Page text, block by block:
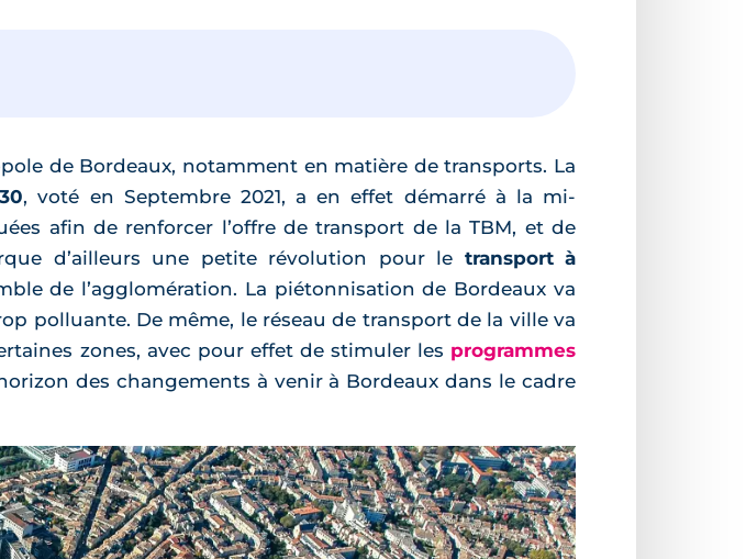
de Bordeaux, notamment en matière de transports. La
, voté en Septembre 2021, a en effet démarré à la mi-
afin de renforcer l’offre de transport de la TBM, et de
d’ailleurs une petite révolution pour le transport à
de l’agglomération. La piétonnisation de Bordeaux va
polluante. De même, le réseau de transport de la ville va
zones, avec pour effet de stimuler les programmes
des changements à venir à Bordeaux dans le cadre